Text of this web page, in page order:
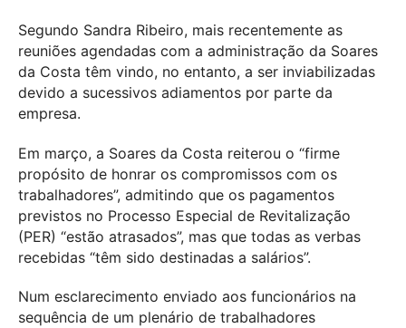
Segundo Sandra Ribeiro, mais recentemente as
reuniões agendadas com a administração da Soares
da Costa têm vindo, no entanto, a ser inviabilizadas
devido a sucessivos adiamentos por parte da
empresa.
Em março, a Soares da Costa reiterou o “firme
propósito de honrar os compromissos com os
trabalhadores”, admitindo que os pagamentos
previstos no Processo Especial de Revitalização
(PER) “estão atrasados”, mas que todas as verbas
recebidas “têm sido destinadas a salários”.
Num esclarecimento enviado aos funcionários na
sequência de um plenário de trabalhadores